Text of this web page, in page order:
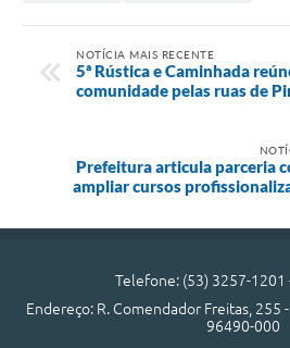
NOTÍCIA MAIS RECENTE
5ª Rústica e Caminhada
comunidade pelas ruas de
Prefeitura articula parceria
ampliar cursos
Telefone: (53) 3257-1201
Endereço: R. Comendador Freitas, 255
96490-000